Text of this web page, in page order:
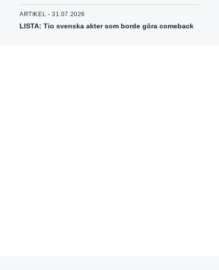
ARTIKEL - 31.07.2026
LISTA: Tio svenska akter som borde göra comeback